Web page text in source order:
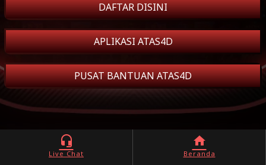
DAFTAR DISINI
APLIKASI ATAS4D
PUSAT BANTUAN ATAS4D
headset_mic
Live Chat
home
Beranda